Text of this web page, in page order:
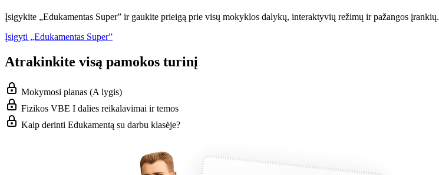
Įsigykite „Edukamentas Super” ir gaukite prieigą prie visų mokyklos dalykų, interaktyvių režimų ir pažangos įrankių.
Įsigyti „Edukamentas Super”
Atrakinkite visą pamokos turinį
Mokymosi planas (A lygis)
Fizikos VBE I dalies reikalavimai ir temos
Kaip derinti Edukamentą su darbu klasėje?